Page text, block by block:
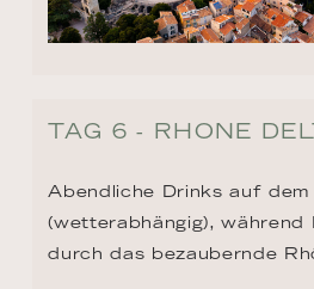
TAG 6 - RHONE
Abendliche Drinks auf dem
(wetterabhängig),
durch das bezaubernde